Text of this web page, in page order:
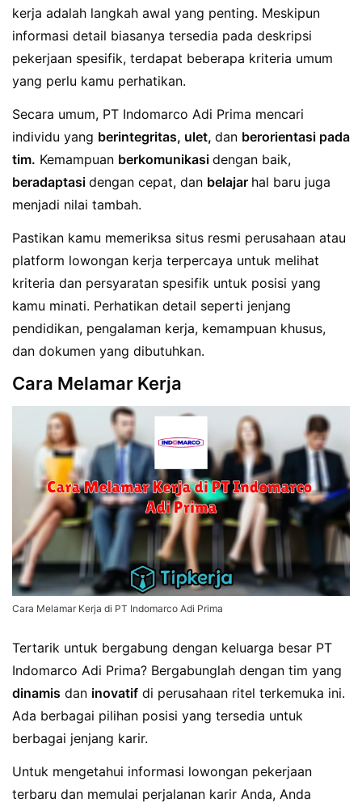
kerja adalah langkah awal yang penting. Meskipun
informasi detail biasanya tersedia pada deskripsi
pekerjaan spesifik, terdapat beberapa kriteria umum
yang perlu kamu perhatikan.
Secara umum, PT Indomarco Adi Prima mencari
individu yang berintegritas, ulet, dan berorientasi pada
tim. Kemampuan berkomunikasi dengan baik,
beradaptasi dengan cepat, dan belajar hal baru juga
menjadi nilai tambah.
Pastikan kamu memeriksa situs resmi perusahaan atau
platform lowongan kerja terpercaya untuk melihat
kriteria dan persyaratan spesifik untuk posisi yang
kamu minati. Perhatikan detail seperti jenjang
pendidikan, pengalaman kerja, kemampuan khusus,
dan dokumen yang dibutuhkan.
Cara Melamar Kerja
Cara Melamar Kerja di PT Indomarco Adi Prima
Tertarik untuk bergabung dengan keluarga besar PT
Indomarco Adi Prima? Bergabunglah dengan tim yang
dinamis dan inovatif di perusahaan ritel terkemuka ini.
Ada berbagai pilihan posisi yang tersedia untuk
berbagai jenjang karir.
Untuk mengetahui informasi lowongan pekerjaan
terbaru dan memulai perjalanan karir Anda, Anda